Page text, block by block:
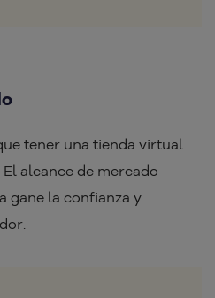
tener una tienda virtual
alcance de mercado
gane la confianza y